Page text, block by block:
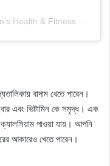
বাদাম খেতে পারেন।
এবং ভিটামিন কে সমৃদ্ধ। এক
পাওয়া যায়। আপনি
আকারেও খেতে পারেন।